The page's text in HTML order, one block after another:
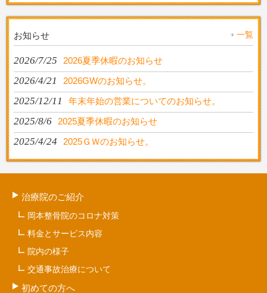
お知らせ 一覧
2026/7/25 2026夏季休暇のお知らせ
2026/4/21 2026GWのお知らせ。
2025/12/11 年末年始の営業についてのお知らせ。
2025/8/6 2025夏季休暇のお知らせ
2025/4/24 2025ＧＷのお知らせ。
治療院のご紹介
岡本整骨院のコロナ対策
料金とサービス内容
院内の様子
交通事故治療について
初めての方へ